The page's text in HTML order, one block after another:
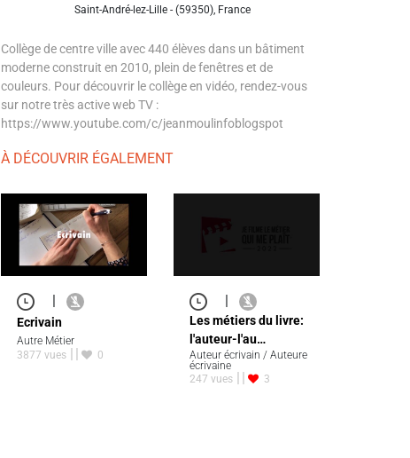
Saint-André-lez-Lille - (59350), France
Collège de centre ville avec 440 élèves dans un bâtiment
moderne construit en 2010, plein de fenêtres et de
couleurs. Pour découvrir le collège en vidéo, rendez-vous
sur notre très active web TV :
https://www.youtube.com/c/jeanmoulinfoblogspot
À DÉCOUVRIR ÉGALEMENT
Ecrivain
Autre Métier
3877 vues
0
Les métiers du livre:
l'auteur-l'au…
Auteur écrivain / Auteure
écrivaine
247 vues
3